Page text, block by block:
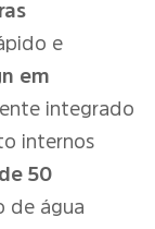
e
em
integrado
internos
50
de água